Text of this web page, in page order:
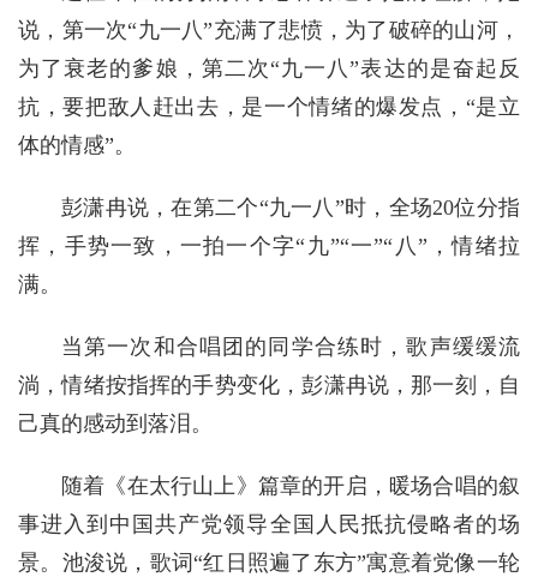
说，第一次“九一八”充满了悲愤，为了破碎的山河，
为了衰老的爹娘，第二次“九一八”表达的是奋起反
抗，要把敌人赶出去，是一个情绪的爆发点，“是立
体的情感”。
彭潇冉说，在第二个“九一八”时，全场20位分指
挥，手势一致，一拍一个字“九”“一”“八”，情绪拉
满。
当第一次和合唱团的同学合练时，歌声缓缓流
淌，情绪按指挥的手势变化，彭潇冉说，那一刻，自
己真的感动到落泪。
随着《在太行山上》篇章的开启，暖场合唱的叙
事进入到中国共产党领导全国人民抵抗侵略者的场
景。池浚说，歌词“红日照遍了东方”寓意着党像一轮